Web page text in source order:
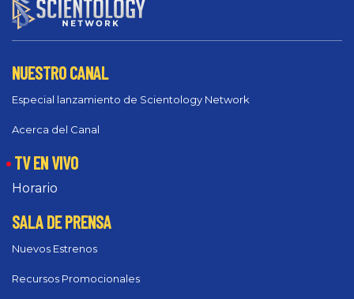
NUESTRO CANAL
Especial lanzamiento de Scientology Network
Acerca del Canal
TV EN VIVO
Horario
SALA DE PRENSA
Nuevos Estrenos
Recursos Promocionales